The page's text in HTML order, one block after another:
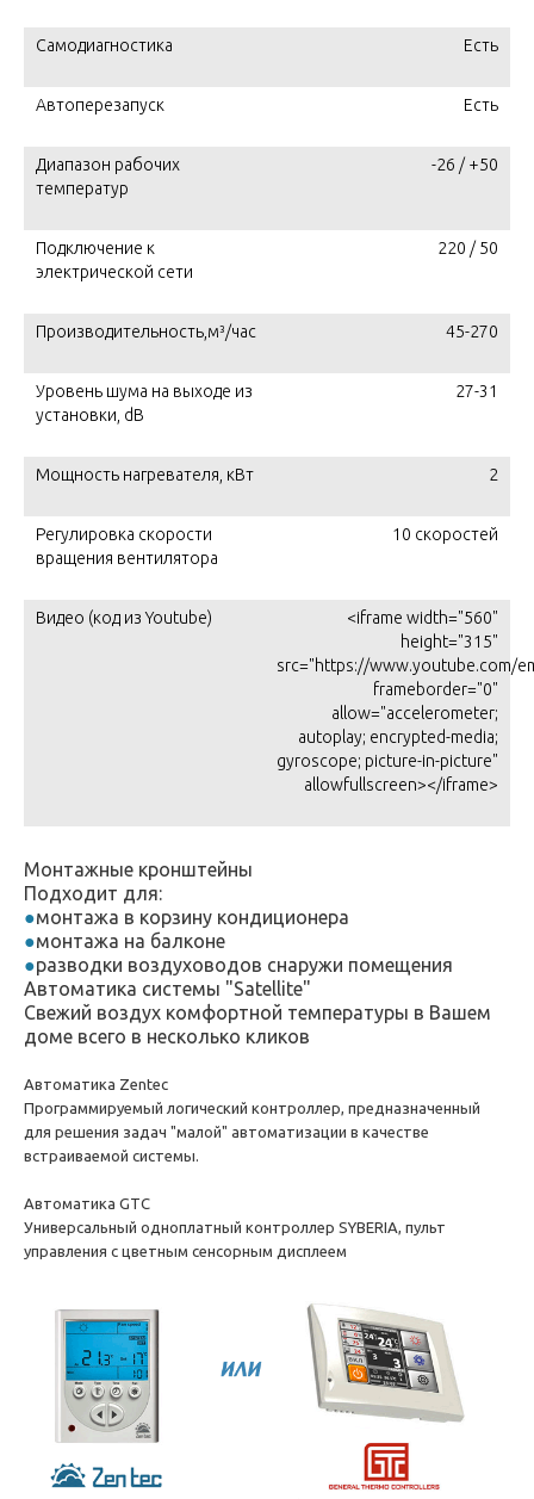
Самодиагностика Есть
Автоперезапуск Есть
Диапазон рабочих
температур
-26 / +50
Подключение к
электрической сети
220 / 50
Производительность,м³/час 45-270
Уровень шума на выходе из
установки, dB
27-31
Мощность нагревателя, кВт 2
Регулировка скорости
вращения вентилятора
10 скоростей
Видео (код из Youtube)
<iframe width="560"
height="315"
src="https://www.youtube.com/
frameborder="0"
allow="accelerometer;
autoplay; encrypted-media;
gyroscope; picture-in-picture"
allowfullscreen></iframe>
Монтажные кронштейны
Подходит для:
монтажа в корзину кондиционера
монтажа на балконе
разводки воздуховодов снаружи помещения
Автоматика системы "Satellite"
Свежий воздух комфортной температуры в Вашем
доме всего в несколько кликов
Автоматика Zentec
Программируемый логический контроллер, предназначенный
для решения задач "малой" автоматизации в качестве
встраиваемой системы.
Автоматика GTC
Универсальный одноплатный контроллер SYBERIA, пульт
управления с цветным сенсорным дисплеем